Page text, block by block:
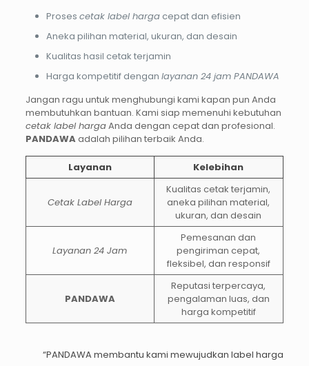
Proses cetak label hargacepat dan efisien
Aneka pilihan material, ukuran, dan desain
Kualitas hasil cetak terjamin
Harga kompetitif dengan layanan 24 jam PANDAWA
Jangan ragu untuk menghubungi kami kapan pun Anda
membutuhkan bantuan. Kami siap memenuhi kebutuhan
cetak label hargaAnda dengan cepat dan profesional.
PANDAWAadalah pilihan terbaik Anda.
Layanan Kelebihan
Cetak Label Harga
Kualitas cetak terjamin,
aneka pilihan material,
ukuran, dan desain
Layanan 24 Jam
Pemesanan dan
pengiriman cepat,
fleksibel, dan responsif
PANDAWA
Reputasi terpercaya,
pengalaman luas, dan
harga kompetitif
“PANDAWA membantu kami mewujudkan label harga